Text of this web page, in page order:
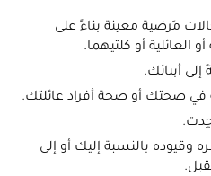
مَرضية معينة بناءً على
العائلية أو كلتيهما.
إلى أبنائك.
في صحتك أو صحة أفراد عائلتك.
وقيوده بالنسبة إليك أو إلى